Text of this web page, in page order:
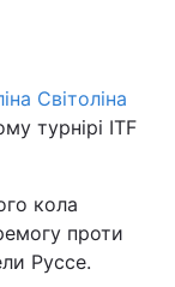
Світоліна
турнірі ITF
кола
проти
Руссе.